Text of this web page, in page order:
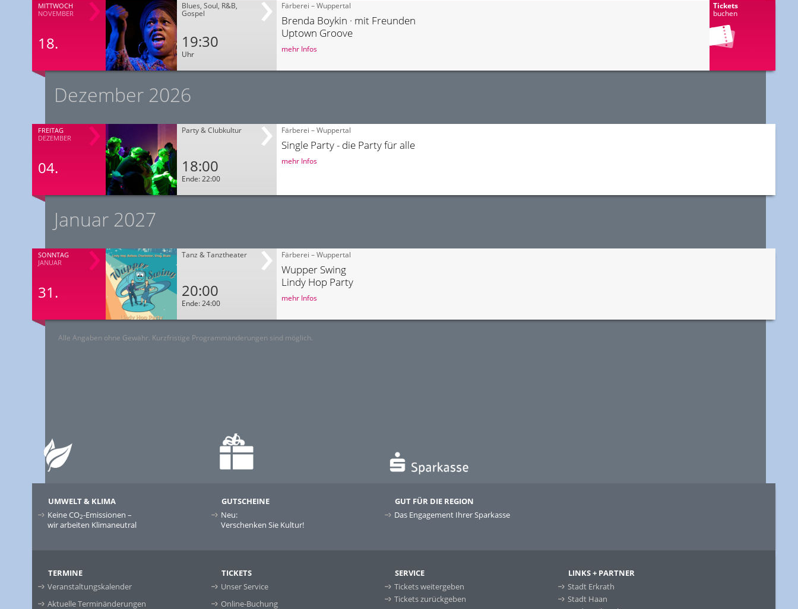
MITTWOCH
NOVEMBER
18.
Blues, Soul, R&B,
Gospel
19:30
Uhr
Tickets
buchen
Färberei – Wuppertal
Brenda Boykin · mit Freunden
Uptown Groove
mehr Infos
Dezember 2026
FREITAG
DEZEMBER
04.
Party & Clubkultur
18:00
Ende: 22:00
Färberei – Wuppertal
Single Party - die Party für alle
mehr Infos
Januar 2027
SONNTAG
JANUAR
31.
Tanz & Tanztheater
20:00
Ende: 24:00
Färberei – Wuppertal
Wupper Swing
Lindy Hop Party
mehr Infos
Alle Angaben ohne Gewähr. Kurzfristige Programmänderungen sind möglich.
UMWELT & KLIMA
Keine CO2-Emissionen –
wir arbeiten Klimaneutral
GUTSCHEINE
Neu:
Verschenken Sie Kultur!
GUT FÜR DIE REGION
Das Engagement Ihrer Sparkasse
TERMINE
Veranstaltungskalender
Aktuelle Terminänderungen
TICKETS
Unser Service
Online-Buchung
SERVICE
Tickets weitergeben
Tickets zurückgeben
LINKS + PARTNER
Stadt Erkrath
Stadt Haan